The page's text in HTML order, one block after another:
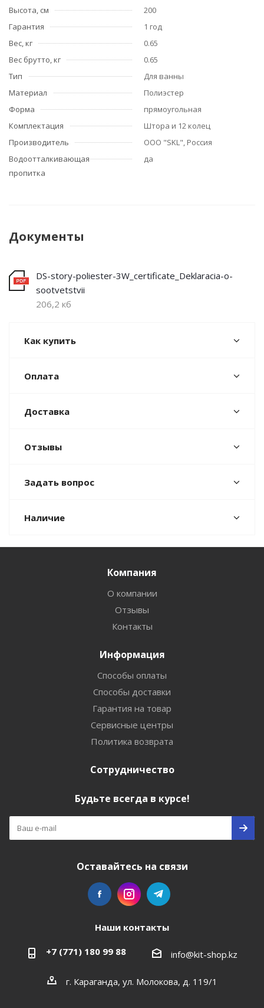
Высота, см
200
Гарантия
1 год
Вес, кг
0.65
Вес брутто, кг
0.65
Тип
Для ванны
Материал
Полиэстер
Форма
прямоугольная
Комплектация
Штора и 12 колец
Производитель
ООО "SKL", Россия
Водоотталкивающая
пропитка
да
Документы
DS-story-poliester-3W_certificate_Deklaracia-o-
sootvetstvii
206,2 кб
Как купить
Оплата
Доставка
Отзывы
Задать вопрос
Наличие
Компания
О компании
Отзывы
Контакты
Информация
Способы оплаты
Способы доставки
Гарантия на товар
Сервисные центры
Политика возврата
Сотрудничество
Будьте всегда в курсе!
Оставайтесь на связи
Наши контакты
+7 (771) 180 99 88 info@kit-shop.kz
г. Караганда, ул. Молокова, д. 119/1